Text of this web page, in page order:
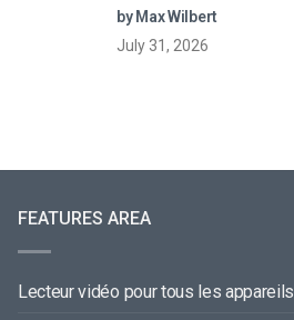
by Max Wilbert
July 31, 2026
FEATURES AREA
Lecteur vidéo pour tous les appareils